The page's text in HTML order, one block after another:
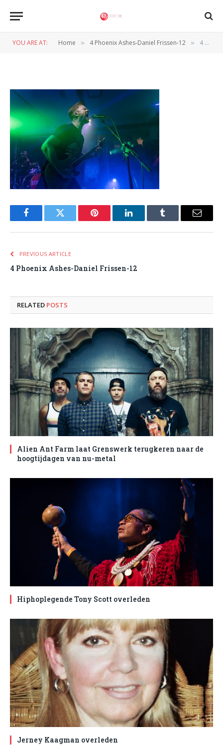
YOU ARE AT: Home » 4 Phoenix Ashes-Daniel Frissen-12 » 4 Phoenix Ashes-Daniel Frissen-12
4 Phoenix Ashes-Daniel
FacebookTwitter Pinterest LinkedInTumblr Email
PREVIOUS ARTICLE
4 Phoenix Ashes-Daniel Frissen-12
RELATED POSTS
Alien Ant Farm laat Grenswerk terugkeren naar de
hoogtijdagen van nu-metal
Hiphoplegende Tony Scott overleden
Jerney Kaagman overleden